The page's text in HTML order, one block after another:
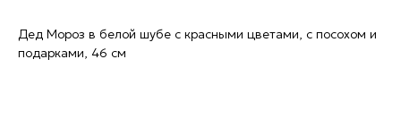
Дед Мороз в белой шубе с красными цветами, с посохом и
подарками, 46 см